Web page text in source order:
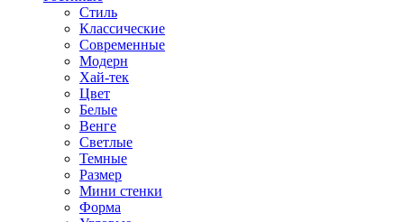
Стиль
Классические
Современные
Модерн
Хай-тек
Цвет
Белые
Венге
Светлые
Темные
Размер
Мини стенки
Форма